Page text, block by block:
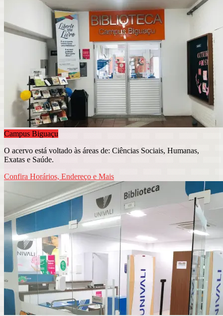
Campus Biguaçu
O acervo está voltado às áreas de: Ciências Sociais, Humanas,
Exatas e Saúde.
Confira Horários, Endereço e Mais